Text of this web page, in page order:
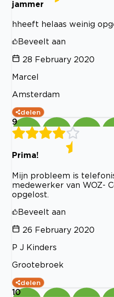
jammer
hheeft helaas weinig
Beveelt aan
28 February 2020
Marcel
Amsterdam
delen
9
Prima!
Mijn probleem is
medewerker van WOZ-
opgelost.
Beveelt aan
26 February 2020
P J Kinders
Grootebroek
delen
10